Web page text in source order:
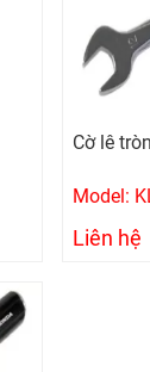
Cờ lê
Model:
Liên hệ